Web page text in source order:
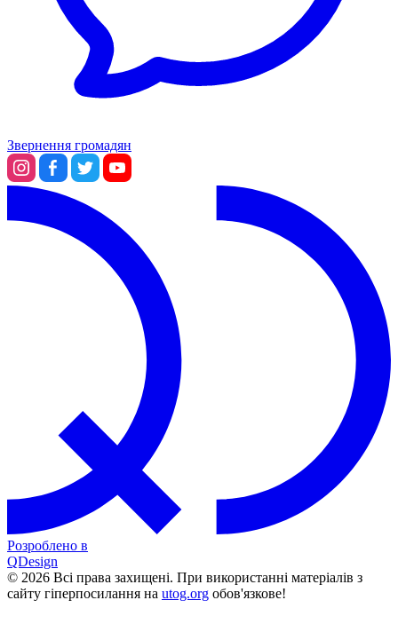
Звернення громадян
Розроблено в
QDesign
© 2026 Всі права захищені. При використанні матеріалів з
сайту гіперпосилання на utog.org обов'язкове!